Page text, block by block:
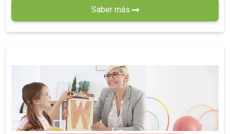
Saber más